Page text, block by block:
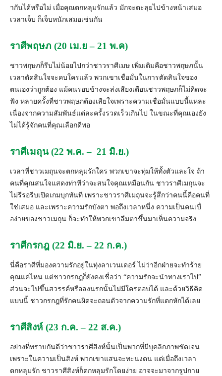
ากันได้หรือไม่ เมื่อคุณตกหลุมรักแล้ว มักจะตะลุยไปข้างหน้าเสมอ
เวลาเจ็บ ก็เจ็บหนักเสมอเช่นกัน
ราศีพฤษภ (20 เม.ย – 21 พ.ค)
ชาวพฤษภก็รีบไม่น้อยไปกว่าชาวราศีเมษ เพิ่มเติมคือชาวพฤษภนั้น
เวลาตัดสินใจจะคบใครแล้ว พวกเขาเชื่อมั่นในการตัดสินใจของ
ตนเองว่าถูกต้อง แม้คนรอบข้างจะส่งเสียงเตือนชาวพฤษภก็ไม่คิดจะ
ฟัง หลายครั้งที่ชาวพฤษภต้องเสียใจเพราะความเชื่อมั่นแบบนี้แหละ
เนื่องจากความสัมพันธ์แต่ละครั้งรวดเร็วเกินไป ในขณะที่คุณเองยัง
ไม่ได้รู้จักคนที่คุณเลือกดีพอ
ราศีเมถุน (22 พ.ค. – 21 มิ.ย.)
เวลาที่ชาวเมถุนจะตกหลุมรักใคร พวกเขาจะทุ่มให้ทั้งตัวและใจ ถ้า
คนที่คุณสนใจแสดงท่าทีว่าจะสนใจคุณเหมือนกัน ชาวราศีเมถุนจะ
ไม่รีรอรีบเปิ ดเกมบุกทันที เพราะชาวราศีเมถุนจะรู้สึกว่าคนนี้คือคนที่
ใช่เสมอ และเพราะความรักบังตา พอถึงเวลาหนึ่ง ความเป็นคนเบื่
อง่ายของชาวเมถุน ก็จะทำให้พวกเขาลืมตาขึ้นมาเห็นความจริง
ราศีกรกฎ (22 มิ.ย. – 22 ก.ค.)
นี่คือราศีที่มองความรักอยู่ในทุ่งลาเวนเดอร์ ไม่ว่าอีกฝ่ายจะทำร้าย
คุณแค่ไหน แต่ชาวกรกฎก็ยังคงเชื่อว่า “ความรักจะนำทางเราไป”
ส่วนจะไปขึ้นสวรรค์หรือลงนรกนั้นไม่มีใครตอบได้ และด้วยวิธีคิด
แบบนี้ ชาวกรกฎที่รักคนผิดจะถอนตัวจากความรักที่แตกหักได้เลย
ราศีสิงห์ (23 ก.ค. – 22 ส.ค.)
อย่างที่ทราบกันดีว่าชาวราศีสิงห์นั้นเป็นพวกที่มีบุคลิกภาพชัดเจน
เพราะในความเป็นสิงห์ พวกเขาแสนจะทะนงตน แต่เมื่อถึงเวลา
ตกหลุมรัก ชาวราศีสิงห์ก็ตกหลุมรักโดยง่าย อาจจะมาจากรูปกาย